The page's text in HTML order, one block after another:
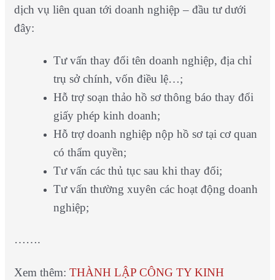
dịch vụ liên quan tới doanh nghiệp – đầu tư dưới
đây:
Tư vấn thay đổi tên doanh nghiệp, địa chỉ
trụ sở chính, vốn điều lệ…;
Hỗ trợ soạn thảo hồ sơ thông báo thay đổi
giấy phép kinh doanh;
Hỗ trợ doanh nghiệp nộp hồ sơ tại cơ quan
có thẩm quyền;
Tư vấn các thủ tục sau khi thay đổi;
Tư vấn thường xuyên các hoạt động doanh
nghiệp;
…….
Xem thêm: THÀNH LẬP CÔNG TY KINH